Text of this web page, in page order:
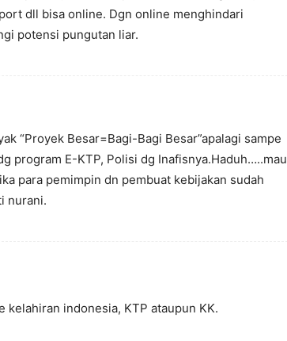
dll bisa online. Dgn online menghindari
potensi pungutan liar.
“Proyek Besar=Bagi-Bagi Besar”apalagi sampe
program E-KTP, Polisi dg Inafisnya.Haduh…..mau
para pemimpin dn pembuat kebijakan sudah
nurani.
kelahiran indonesia, KTP ataupun KK.